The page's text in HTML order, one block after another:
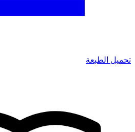
تحميل الطبعة